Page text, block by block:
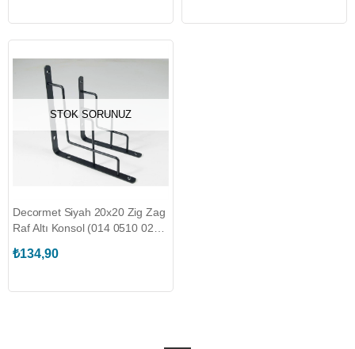
STOK SORUNUZ
Decormet Siyah 20x20 Zig Zag
Raf Altı Konsol (014 0510 020
₺134,90